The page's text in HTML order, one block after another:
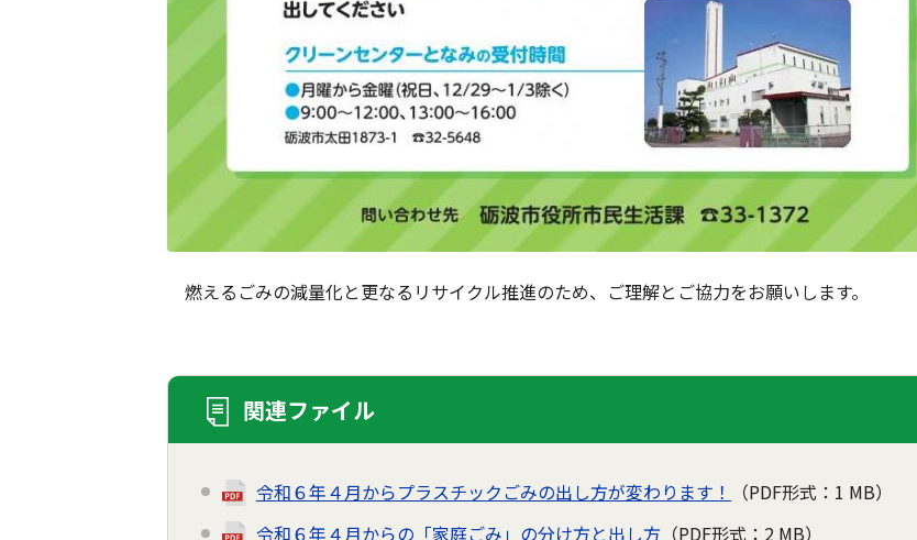
燃えるごみの減量化と更なるリサイクル推進のため、ご理解とご協力をお願いします。
関連ファイル
令和６年４月からプラスチックごみの出し方が変わります！
（PDF形式：1 MB）
令和６年４月からの「家庭ごみ」の分け方と出し方 （PDF形式：2 MB）